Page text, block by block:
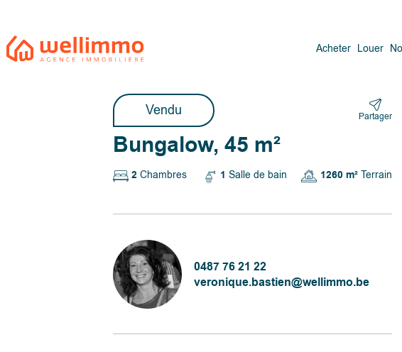
Acheter Louer
Vendu Partager
Bungalow, 45 m²
2 Chambres 1 Salle de bain 1260 m²Terrain
0487 76 21 22
veronique.bastien@wellimmo.be